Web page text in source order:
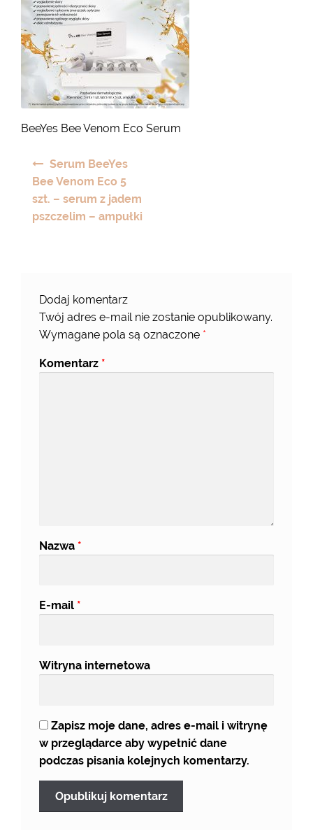
BeeYes Bee Venom Eco Serum
Nawigacja
wpisu
Serum BeeYes
Bee Venom Eco 5
szt. – serum z jadem
pszczelim – ampułki
Dodaj komentarz
Twój adres e-mail nie zostanie opublikowany.
Wymagane pola są oznaczone *
Komentarz *
Nazwa *
E-mail *
Witryna internetowa
Zapisz moje dane, adres e-mail i witrynę
w przeglądarce aby wypełnić dane
podczas pisania kolejnych komentarzy.